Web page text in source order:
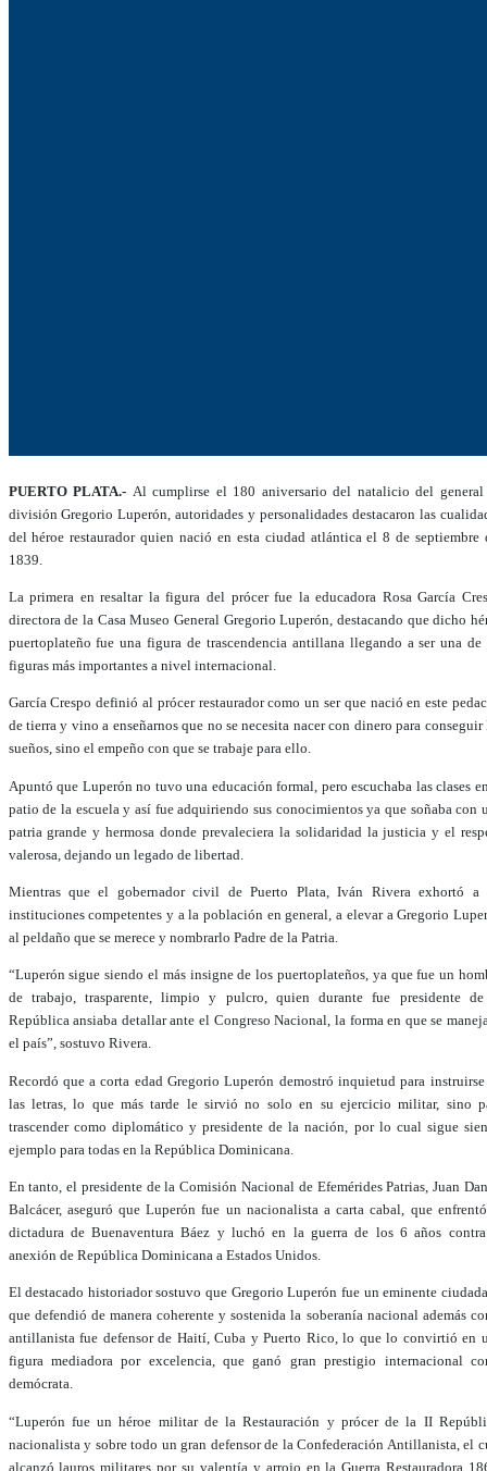
PUERTO PLATA.- Al cumplirse el 180 aniversario del natalicio del general
división Gregorio Luperón, autoridades y personalidades destacaron las
del héroe restaurador quien nació en esta ciudad atlántica el 8 de septiembre
1839.
La primera en resaltar la figura del prócer fue la educadora Rosa García
directora de la Casa Museo General Gregorio Luperón, destacando que dicho
puertoplateño fue una figura de trascendencia antillana llegando a ser una de
figuras más importantes a nivel internacional.
García Crespo definió al prócer restaurador como un ser que nació en este
de tierra y vino a enseñarnos que no se necesita nacer con dinero para conseguir
sueños, sino el empeño con que se trabaje para ello.
Apuntó que Luperón no tuvo una educación formal, pero escuchaba las clases
patio de la escuela y así fue adquiriendo sus conocimientos ya que soñaba con
patria grande y hermosa donde prevaleciera la solidaridad la justicia y el
valerosa, dejando un legado de libertad.
Mientras que el gobernador civil de Puerto Plata, Iván Rivera exhortó a
instituciones competentes y a la población en general, a elevar a Gregorio
al peldaño que se merece y nombrarlo Padre de la Patria.
“Luperón sigue siendo el más insigne de los puertoplateños, ya que fue un
de trabajo, trasparente, limpio y pulcro, quien durante fue presidente
República ansiaba detallar ante el Congreso Nacional, la forma en que se
el país”, sostuvo Rivera.
Recordó que a corta edad Gregorio Luperón demostró inquietud para
las letras, lo que más tarde le sirvió no solo en su ejercicio militar, sino
trascender como diplomático y presidente de la nación, por lo cual sigue
ejemplo para todas en la República Dominicana.
En tanto, el presidente de la Comisión Nacional de Efemérides Patrias, Juan
Balcácer, aseguró que Luperón fue un nacionalista a carta cabal, que
dictadura de Buenaventura Báez y luchó en la guerra de los 6 años
anexión de República Dominicana a Estados Unidos.
El destacado historiador sostuvo que Gregorio Luperón fue un eminente
que defendió de manera coherente y sostenida la soberanía nacional además
antillanista fue defensor de Haití, Cuba y Puerto Rico, lo que lo convirtió en
figura mediadora por excelencia, que ganó gran prestigio internacional
demócrata.
“Luperón fue un héroe militar de la Restauración y prócer de la II
nacionalista y sobre todo un gran defensor de la Confederación Antillanista, el
alcanzó lauros militares por su valentía y arrojo en la Guerra Restauradora